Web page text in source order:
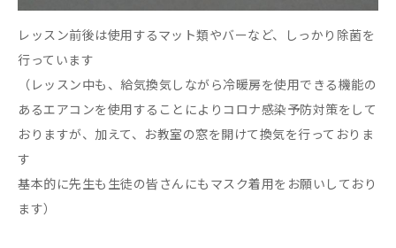
レッスン前後は使用するマット類やバーなど、しっかり除菌を
行っています
（レッスン中も、給気換気しながら冷暖房を使用できる機能の
あるエアコンを使用することによりコロナ感染予防対策をして
おりますが、加えて、お教室の窓を開けて換気を行っておりま
す
基本的に先生も生徒の皆さんにもマスク着用をお願いしており
ます）